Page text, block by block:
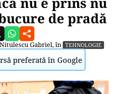
de pradă
Nitulescu Gabriel, în TEHNOLOGIE
preferată în Google